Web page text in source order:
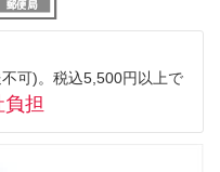
可)。税込5,500円以上で
担